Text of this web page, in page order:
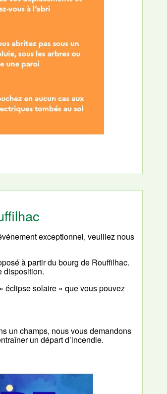
exceptionnel, veuillez nous
à partir du bourg de Rouffilhac.
disposition.
éclipse solaire » que vous pouvez
un champs, nous vous demandons
un départ d’incendie.